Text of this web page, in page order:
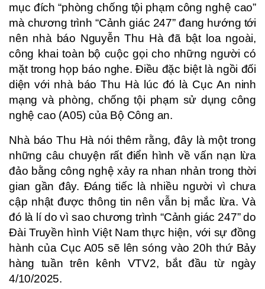
mục đích “phòng chống tội phạm công nghệ cao”
mà chương trình “Cảnh giác 247” đang hướng tới
nên nhà báo Nguyễn Thu Hà đã bật loa ngoài,
công khai toàn bộ cuộc gọi cho những người có
mặt trong họp báo nghe. Điều đặc biệt là ngồi đối
diện với nhà báo Thu Hà lúc đó là Cục An ninh
mạng và phòng, chống tội phạm sử dụng công
nghệ cao (A05) của Bộ Công an.
Nhà báo Thu Hà nói thêm rằng, đây là một trong
những câu chuyện rất điển hình về vấn nạn lừa
đảo bằng công nghệ xảy ra nhan nhản trong thời
gian gần đây. Đáng tiếc là nhiều người vì chưa
cập nhật được thông tin nên vẫn bị mắc lừa. Và
đó là lí do vì sao chương trình “Cảnh giác 247” do
Đài Truyền hình Việt Nam thực hiện, với sự đồng
hành của Cục A05 sẽ lên sóng vào 20h thứ Bảy
hàng tuần trên kênh VTV2, bắt đầu từ ngày
4/10/2025.